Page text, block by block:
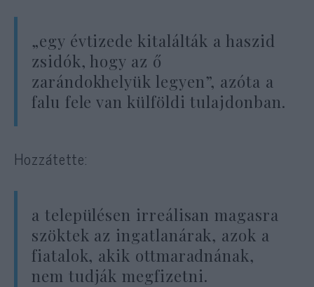
„egy évtizede kitalálták a haszid
zsidók, hogy az ő
zarándokhelyük legyen”, azóta a
falu fele van külföldi tulajdonban.
Hozzátette:
a településen irreálisan magasra
szöktek az ingatlanárak, azok a
fiatalok, akik ottmaradnának,
nem tudják megfizetni.